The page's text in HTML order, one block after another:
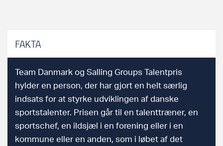
FAKTA
Team Danmark og Salling Groups Talentpris
hylder en person, der har gjort en helt særlig
indsats for at styrke udviklingen af danske
sportstalenter. Prisen går til en talenttræner, en
sportschef, en ildsjæl i en forening eller i en
kommune eller en anden, som i løbet af det